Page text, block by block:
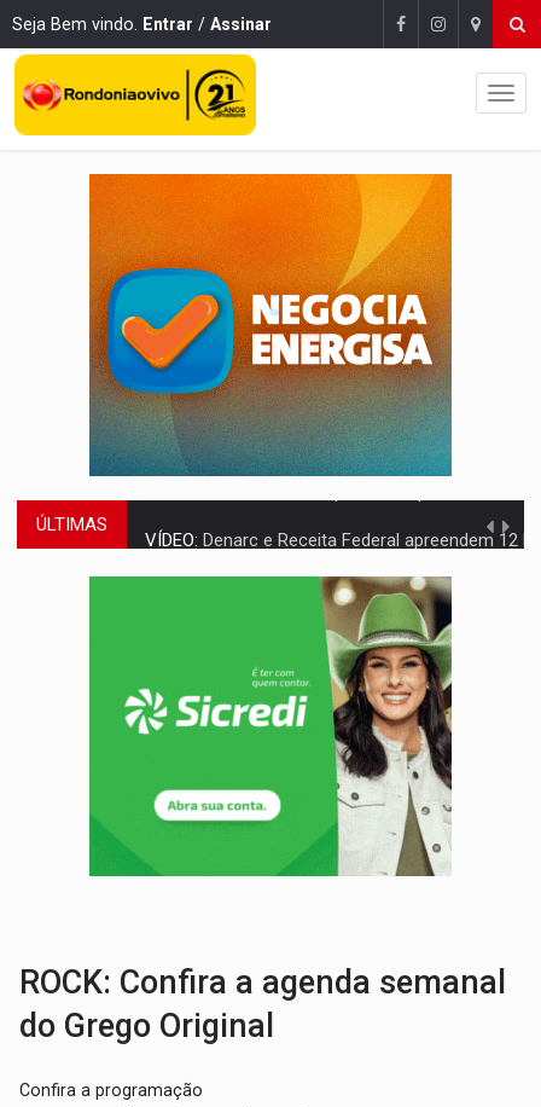
Seja Bem vindo. Entrar / Assinar
ÚLTIMAS VÍDEO: Denarc e Receita Federal apreendem 12 kg de skunk e arma que
OPERAÇÃO DA PC:Membros do CV são presos com armas e drogas após
Espetáculo As Marias Somos Nós será
Três são presos após furto de motocicleta em frente
CELEBRAÇÃO:Cerejeiras completa 43 anos de emancipação com
Anvisa desmente boato sobre presença de plástico ou
VÍDEO:Pitbulls fogem de residência e atacam casal de idosos
AÇÃO CONJUNTA:Forças policiais apreendem cerca de 1kg de
ROCK: Confira a agenda semanal
do Grego Original
Confira a programação